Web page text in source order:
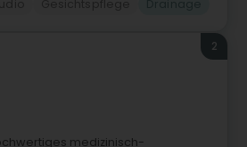
2
medizinisch-